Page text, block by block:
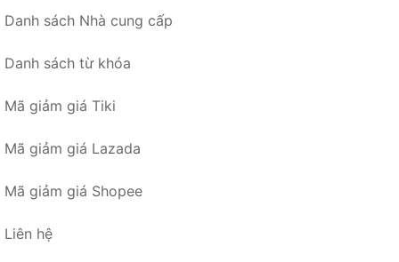
Danh sách Nhà cung cấp
Danh sách từ khóa
Mã giảm giá Tiki
Mã giảm giá Lazada
Mã giảm giá Shopee
Liên hệ